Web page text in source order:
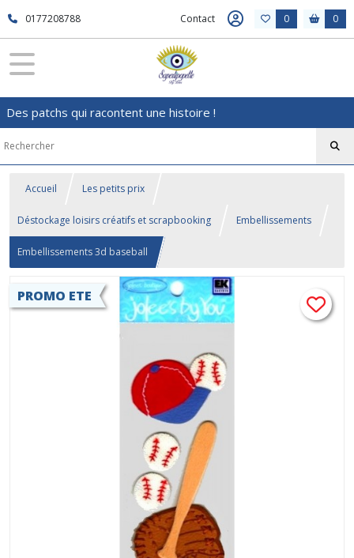
0177208788 Contact 0 0
Des patchs qui racontent une histoire !
Accueil Les petits prix
Déstockage loisirs créatifs et scrapbooking Embellissements
Embellissements 3d baseball
PROMO ETE